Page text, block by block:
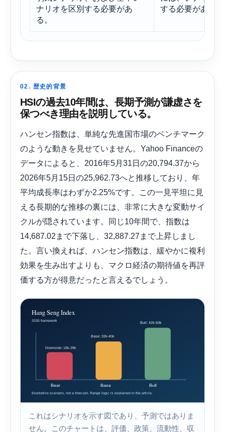
ナリオを区別する必要があ
る。
する必要がある。
02. 歴史的背景
HSIの過去10年間は​​、長期予測が謙虚さを
保つべき理由を説明している。
ハンセン指数は、単純な先進国市場のベンチマーク
のような動きを見せていません。Yahoo Financeの
データによると、2016年5月31日の20,794.37から
2026年5月15日の25,962.73へと推移しており、年
平均成長率はわずか2.25%です。この一見平坦に見
える長期的な推移の裏には、非常に大きな変動サイ
クルが隠されています。同じ10年間で、指数は
14,687.02まで下落し、32,887.27まで上昇しまし
た。言い換えれば、ハンセン指数は、緩やかに複利
効果を生み出すよりも、マクロ経済の期待値を再評
価する方が得意だったと言えるでしょう。
これはシナリオを示す図であり、予測ではありま
せん。このチャートは、評価、政策、流動性、収